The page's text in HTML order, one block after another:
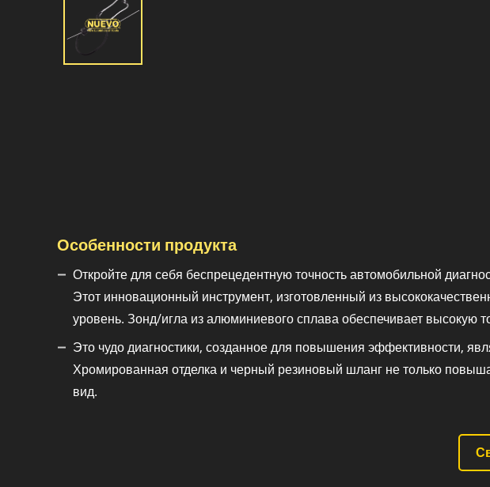
Особенности продукта
Откройте для себя беспрецедентную точность автомобильной
Этот инновационный инструмент, изготовленный из
уровень. Зонд/игла из алюминиевого сплава обеспечивает высокую
Это чудо диагностики, созданное для повышения эффективности,
Хромированная отделка и черный резиновый шланг не только
вид.